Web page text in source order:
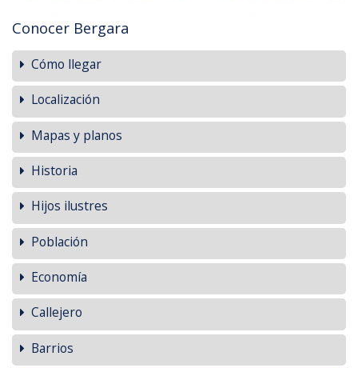
Conocer Bergara
Cómo llegar
Localización
Mapas y planos
Historia
Hijos ilustres
Población
Economía
Callejero
Barrios